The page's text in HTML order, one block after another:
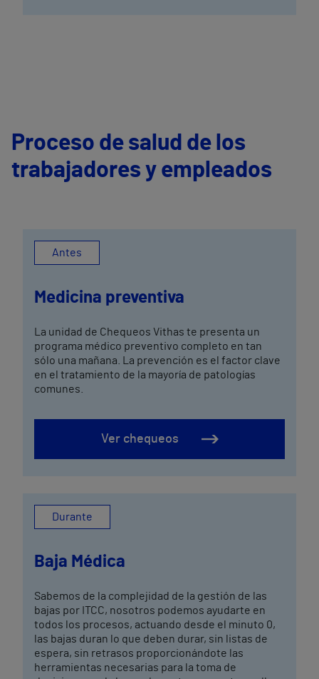
Proceso de salud de los
trabajadores y empleados
Antes
Medicina preventiva
La unidad de Chequeos Vithas te presenta un
programa médico preventivo completo en tan
sólo una mañana. La prevención es el factor clave
en el tratamiento de la mayoría de patologías
comunes.
Ver chequeos
Durante
Baja Médica
Sabemos de la complejidad de la gestión de las
bajas por ITCC, nosotros podemos ayudarte en
todos los procesos, actuando desde el minuto 0,
las bajas duran lo que deben durar, sin listas de
espera, sin retrasos proporcionándote las
herramientas necesarias para la toma de